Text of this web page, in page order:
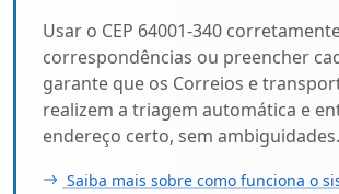
Usar o CEP 64001-340
correspondências ou preencher
garante que os Correios e
realizem a triagem automática e
endereço certo, sem ambiguidades.
Saiba mais sobre como funciona o